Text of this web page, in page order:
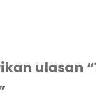
ulasan